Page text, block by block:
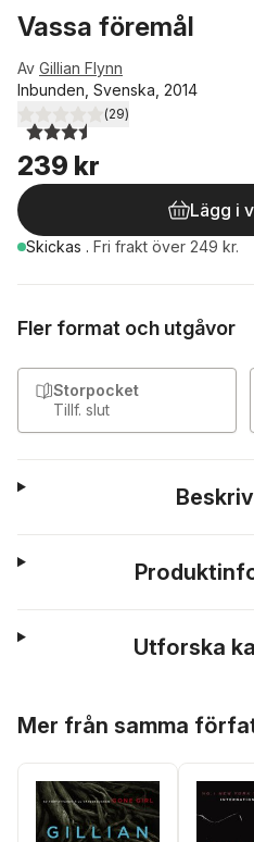
Vassa föremål
Av Gillian Flynn
Inbunden, Svenska, 2014
3,5utav 5 stjärnor. Totalt antal
(29)
239 kr
Lägg i
Skickas . Fri frakt över 249 kr.
Fler format och utgåvor
Storpocket
Tillf. slut
Utforska
Mer från samma